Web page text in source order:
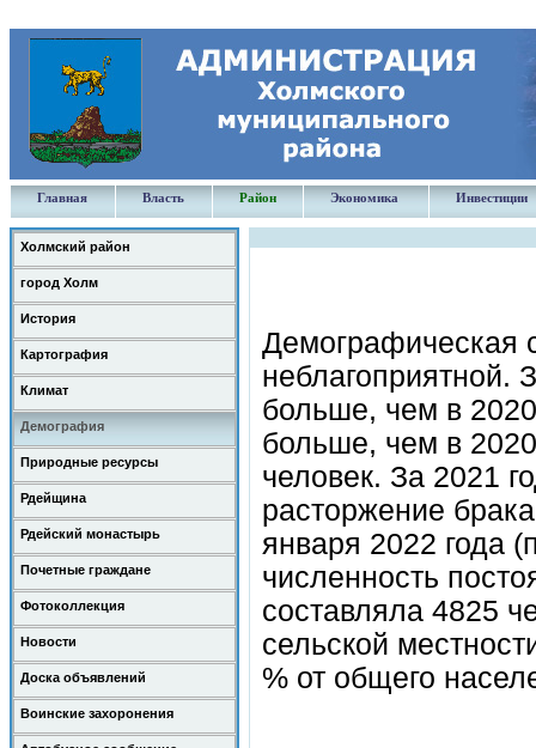
Главная Власть Район Экономика Инвестиции
Холмский район
город Холм
История
Картография
Климат
Демография
Природные ресурсы
Рдейщина
Рдейский монастырь
Почетные граждане
Фотоколлекция
Новости
Доска объявлений
Воинские захоронения
Демографическая
неблагоприятной.
больше, чем в
больше, чем в
человек. За 2021
расторжение
января 2022 года
численность
составляла 4825
сельской
% от общего